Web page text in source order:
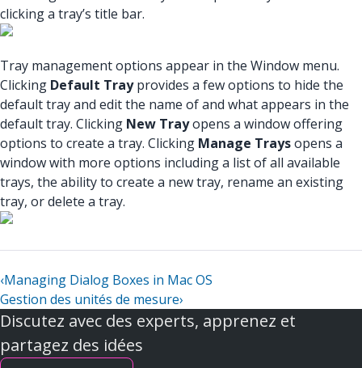
clicking a tray’s title bar.
Tray management options appear in the Window menu.
Clicking Default Trayprovides a few options to hide the
default tray and edit the name of and what appears in the
default tray. Clicking New Trayopens a window offering
options to create a tray. Clicking Manage Traysopens a
window with more options including a list of all available
trays, the ability to create a new tray, rename an existing
tray, or delete a tray.
‹Managing Dialog Boxes in Mac OS
Gestion des unités de mesure›
Discutez avec des experts, apprenez et
partagez des idées